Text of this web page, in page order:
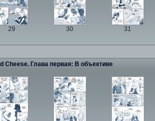
29 30 31
Cheese. Глава первая: В объективе